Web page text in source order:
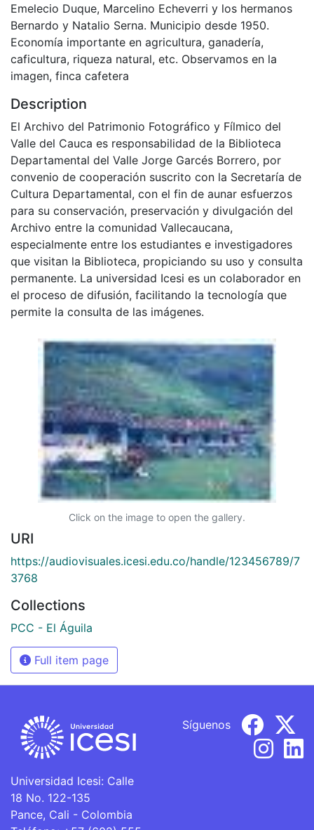
Emelecio Duque, Marcelino Echeverri y los hermanos
Bernardo y Natalio Serna. Municipio desde 1950.
Economía importante en agricultura, ganadería,
caficultura, riqueza natural, etc. Observamos en la
imagen, finca cafetera
Description
El Archivo del Patrimonio Fotográfico y Fílmico del
Valle del Cauca es responsabilidad de la Biblioteca
Departamental del Valle Jorge Garcés Borrero, por
convenio de cooperación suscrito con la Secretaría de
Cultura Departamental, con el fin de aunar esfuerzos
para su conservación, preservación y divulgación del
Archivo entre la comunidad Vallecaucana,
especialmente entre los estudiantes e investigadores
que visitan la Biblioteca, propiciando su uso y consulta
permanente. La universidad Icesi es un colaborador en
el proceso de difusión, facilitando la tecnología que
permite la consulta de las imágenes.
Click on the image to open the gallery.
URI
https://audiovisuales.icesi.edu.co/handle/123456789/7
3768
Collections
PCC - El Águila
Full item page
Universidad Icesi: Calle
18 No. 122-135
Pance, Cali - Colombia
Síguenos